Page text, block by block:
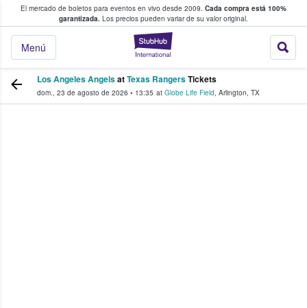
El mercado de boletos para eventos en vivo desde 2009. Cada compra está 100%
garantizada. Los precios pueden variar de su valor original.
StubHub: donde
Menú
fans compran y venden boletos
Los Angeles AngelsatTexas RangersTickets
dom., 23 de agosto de 2026 • 13:35 at Globe Life Field, Arlington, TX